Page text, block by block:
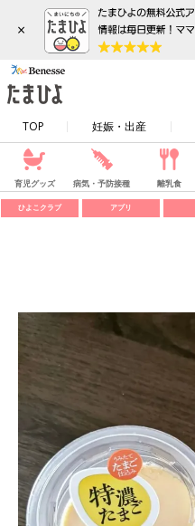
×
TOP 妊娠・出産
育児グッズ 病気・予防接種 離乳食
ひよこクラブ アプリ